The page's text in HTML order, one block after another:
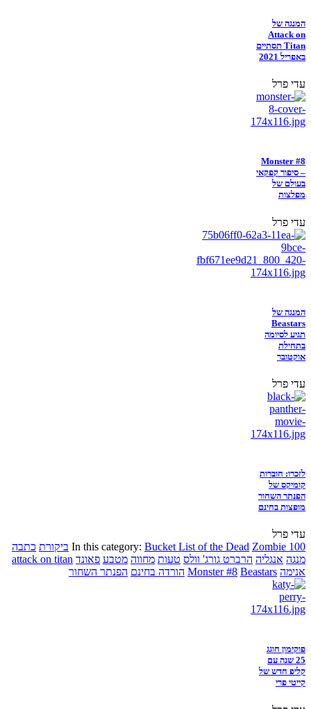
המנגה של
Attack on
Titan תסתיים
באפריל 2021
עדי פרל
Monster #8
– סיפור קפקאי
בעולם של
מפלצות
עדי פרל
המנגה של
Beastars
תגיע לסיומה
בתחילת
אוקטובר
עדי פרל
לזכרו: חוברות
קומיקס של
הפנתר השחור
מופצות בחינם
עדי פרל
In this category: Bucket List of the Dead Zombie 100 ביקורת כתבה
מנגה אנגליה הרברט גורג' וולס טעות מחווה מטבע פאונד attack on titan
אנימה
Monster #8 Beastars הורדה בחינם הפנתר השחור
פוקימון חוגג
25 שנה עם
קליפ חדש של
קייטי פרי